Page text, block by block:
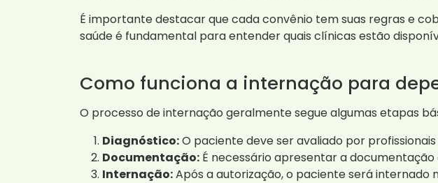
É importante destacar que cada convênio tem suas regras e
saúde é fundamental para entender quais clínicas estão
Como funciona a internação para
O processo de internação geralmente segue algumas etapas
Diagnóstico:O paciente deve ser avaliado por
Documentação: É necessário apresentar a
Internação:Após a autorização, o paciente será internado